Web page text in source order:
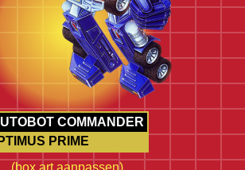
COMMANDER
PRIME